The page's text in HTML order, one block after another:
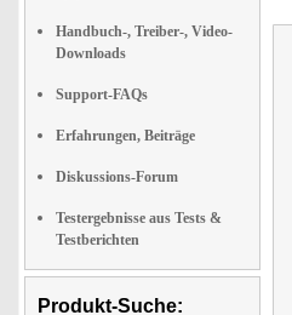
Handbuch-, Treiber-, Video-
Downloads
Support-FAQs
Erfahrungen, Beiträge
Diskussions-Forum
Testergebnisse aus Tests &
Testberichten
Produkt-Suche: